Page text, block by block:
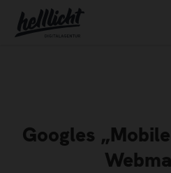
Googles